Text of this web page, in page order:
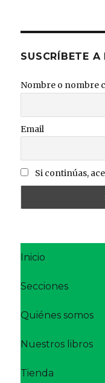
SUSCRÍBETE
Nombre o nombre
Email
Si continúas,
Inicio
Secciones
Quiénes somos
Nuestros libros
Tienda